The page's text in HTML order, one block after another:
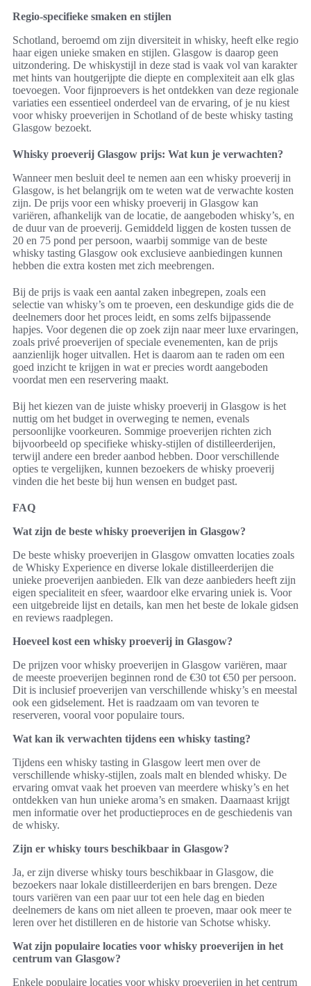
Regio-specifieke smaken en stijlen
Schotland, beroemd om zijn diversiteit in whisky, heeft elke regio
haar eigen unieke smaken en stijlen. Glasgow is daarop geen
uitzondering. De whiskystijl in deze stad is vaak vol van karakter
met hints van houtgerijpte die diepte en complexiteit aan elk glas
toevoegen. Voor fijnproevers is het ontdekken van deze regionale
variaties een essentieel onderdeel van de ervaring, of je nu kiest
voor whisky proeverijen in Schotland of de beste whisky tasting
Glasgow bezoekt.
Whisky proeverij Glasgow prijs: Wat kun je verwachten?
Wanneer men besluit deel te nemen aan een whisky proeverij in
Glasgow, is het belangrijk om te weten wat de verwachte kosten
zijn. De prijs voor een whisky proeverij in Glasgow kan
variëren, afhankelijk van de locatie, de aangeboden whisky’s, en
de duur van de proeverij. Gemiddeld liggen de kosten tussen de
20 en 75 pond per persoon, waarbij sommige van de beste
whisky tasting Glasgow ook exclusieve aanbiedingen kunnen
hebben die extra kosten met zich meebrengen.
Bij de prijs is vaak een aantal zaken inbegrepen, zoals een
selectie van whisky’s om te proeven, een deskundige gids die de
deelnemers door het proces leidt, en soms zelfs bijpassende
hapjes. Voor degenen die op zoek zijn naar meer luxe ervaringen,
zoals privé proeverijen of speciale evenementen, kan de prijs
aanzienlijk hoger uitvallen. Het is daarom aan te raden om een
goed inzicht te krijgen in wat er precies wordt aangeboden
voordat men een reservering maakt.
Bij het kiezen van de juiste whisky proeverij in Glasgow is het
nuttig om het budget in overweging te nemen, evenals
persoonlijke voorkeuren. Sommige proeverijen richten zich
bijvoorbeeld op specifieke whisky-stijlen of distilleerderijen,
terwijl andere een breder aanbod hebben. Door verschillende
opties te vergelijken, kunnen bezoekers de whisky proeverij
vinden die het beste bij hun wensen en budget past.
FAQ
Wat zijn de beste whisky proeverijen in Glasgow?
De beste whisky proeverijen in Glasgow omvatten locaties zoals
de Whisky Experience en diverse lokale distilleerderijen die
unieke proeverijen aanbieden. Elk van deze aanbieders heeft zijn
eigen specialiteit en sfeer, waardoor elke ervaring uniek is. Voor
een uitgebreide lijst en details, kan men het beste de lokale gidsen
en reviews raadplegen.
Hoeveel kost een whisky proeverij in Glasgow?
De prijzen voor whisky proeverijen in Glasgow variëren, maar
de meeste proeverijen beginnen rond de €30 tot €50 per persoon.
Dit is inclusief proeverijen van verschillende whisky’s en meestal
ook een gidselement. Het is raadzaam om van tevoren te
reserveren, vooral voor populaire tours.
Wat kan ik verwachten tijdens een whisky tasting?
Tijdens een whisky tasting in Glasgow leert men over de
verschillende whisky-stijlen, zoals malt en blended whisky. De
ervaring omvat vaak het proeven van meerdere whisky’s en het
ontdekken van hun unieke aroma’s en smaken. Daarnaast krijgt
men informatie over het productieproces en de geschiedenis van
de whisky.
Zijn er whisky tours beschikbaar in Glasgow?
Ja, er zijn diverse whisky tours beschikbaar in Glasgow, die
bezoekers naar lokale distilleerderijen en bars brengen. Deze
tours variëren van een paar uur tot een hele dag en bieden
deelnemers de kans om niet alleen te proeven, maar ook meer te
leren over het distilleren en de historie van Schotse whisky.
Wat zijn populaire locaties voor whisky proeverijen in het
centrum van Glasgow?
Enkele populaire locaties voor whisky proeverijen in het centrum